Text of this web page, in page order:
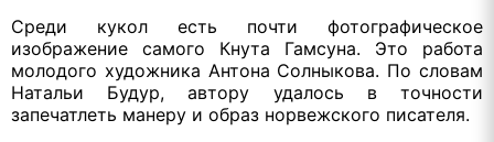
Среди кукол есть почти фотографическое
изображение самого Кнута Гамсуна. Это работа
молодого художника Антона Солныкова. По словам
Натальи Будур, автору удалось в точности
запечатлеть манеру и образ норвежского писателя.